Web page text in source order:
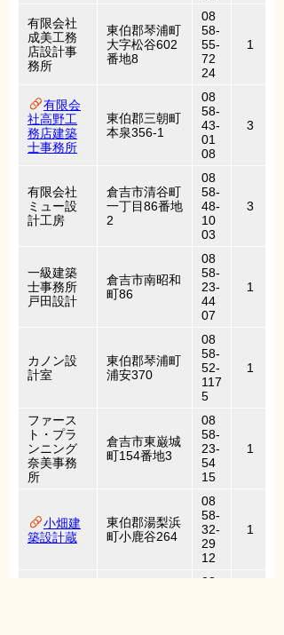
有限会社
成美工務
店設計事
務所
東伯郡琴浦町
大字松谷602
番地8
08
58-
55-
72
24
1
有限会
社高野工
務店建築
士事務所
東伯郡三朝町
本泉356-1
08
58-
43-
01
08
3
有限会社
ミュー設
計工房
倉吉市清谷町
一丁目86番地
2
08
58-
48-
10
03
3
一級建築
士事務所
戸田設計
倉吉市南昭和
町86
08
58-
23-
44
07
1
カノン設
計室
東伯郡琴浦町
浦安370
08
58-
52-
117
5
1
ファース
ト・プラ
ンニング
奈美事務
所
倉吉市東巌城
町154番地3
08
58-
23-
54
15
1
小畑建
築設計蔵
東伯郡湯梨浜
町小鹿谷264
08
58-
32-
29
12
1
08